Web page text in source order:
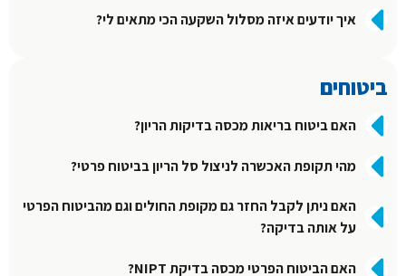
איך יודעים איזה מסלול השקעה הכי מתאים לי?
ביטוחים
האם ביטוח בריאות מכסה בדיקות הריון?
מהי תקופת האכשרה לניצול סל הריון בביטוח פרטי?
האם ניתן לקבל החזר גם מקופת החולים וגם מהביטוח הפרטי
על אותה בדיקה?
האם הביטוח הפרטי מכסה בדיקת NIPT?